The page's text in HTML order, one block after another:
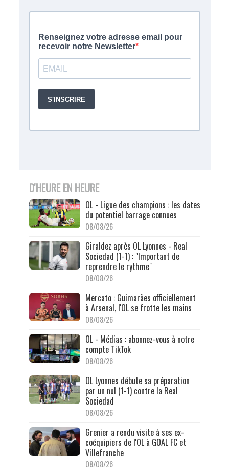
D'HEURE EN HEURE
OL - Ligue des champions : les dates
du potentiel barrage connues
08/08/26
Giraldez après OL Lyonnes - Real
Sociedad (1-1) : "Important de
reprendre le rythme"
08/08/26
Mercato : Guimarães officiellement
à Arsenal, l'OL se frotte les mains
08/08/26
OL - Médias : abonnez-vous à notre
compte TikTok
08/08/26
OL Lyonnes débute sa préparation
par un nul (1-1) contre la Real
Sociedad
08/08/26
Grenier a rendu visite à ses ex-
coéquipiers de l'OL à GOAL FC et
Villefranche
08/08/26